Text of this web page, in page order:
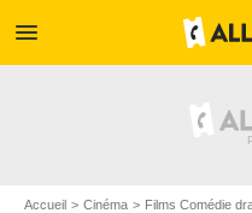
menu
Accueil Cinéma Films Comédie